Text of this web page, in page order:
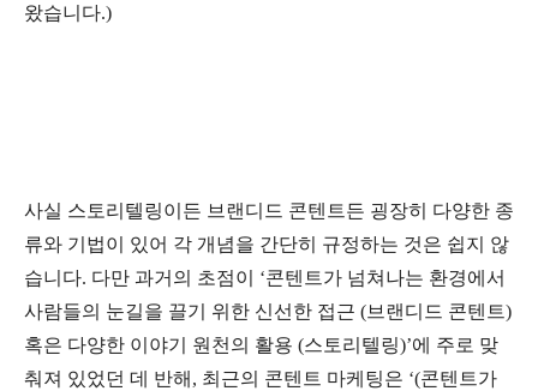
왔습니다.)
사실 스토리텔링이든 브랜디드 콘텐트든 굉장히 다양한 종
류와 기법이 있어 각 개념을 간단히 규정하는 것은 쉽지 않
습니다. 다만 과거의 초점이 ‘콘텐트가 넘쳐나는 환경에서
사람들의 눈길을 끌기 위한 신선한 접근 (브랜디드 콘텐트)
혹은 다양한 이야기 원천의 활용 (스토리텔링)’에 주로 맞
춰져 있었던 데 반해, 최근의 콘텐트 마케팅은 ‘(콘텐트가